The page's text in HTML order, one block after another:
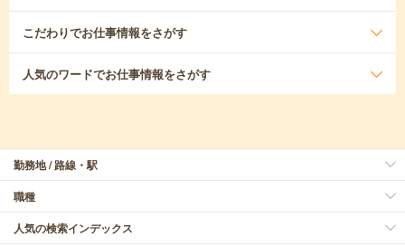
こだわりでお仕事情報をさがす
人気のワードでお仕事情報をさがす
勤務地 / 路線・駅
職種
人気の検索インデックス